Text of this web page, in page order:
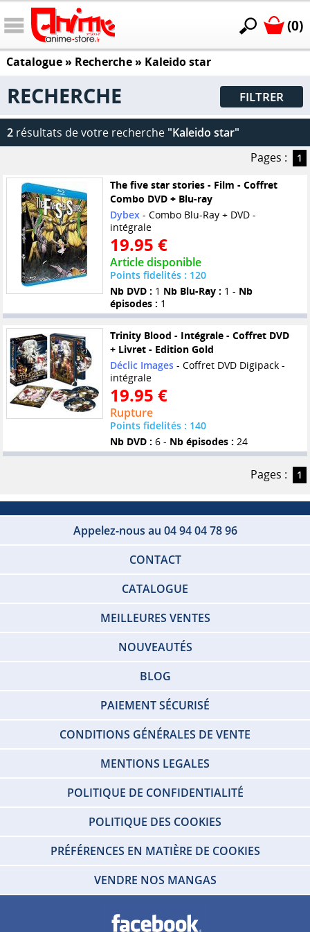
(0)
Catalogue» Recherche » Kaleido star
RECHERCHE FILTRER
2 résultats de votre recherche "Kaleido star"
Pages :
1
The five star stories - Film - Coffret
Combo DVD + Blu-ray
Dybex- Combo Blu-Ray + DVD -
intégrale
19.95 €
Article disponible
Points fidelités : 120
Nb DVD : 1 Nb Blu-Ray : 1 - Nb
épisodes : 1
Trinity Blood - Intégrale - Coffret DVD
+ Livret - Edition Gold
Déclic Images- Coffret DVD Digipack -
intégrale
19.95 €
Rupture
Points fidelités : 140
Nb DVD : 6 - Nb épisodes : 24
Pages : 1
Appelez-nous au 04 94 04 78 96
CONTACT
CATALOGUE
MEILLEURES VENTES
NOUVEAUTÉS
BLOG
PAIEMENT SÉCURISÉ
CONDITIONS GÉNÉRALES DE VENTE
MENTIONS LEGALES
POLITIQUE DE CONFIDENTIALITÉ
POLITIQUE DES COOKIES
PRÉFÉRENCES EN MATIÈRE DE COOKIES
VENDRE NOS MANGAS